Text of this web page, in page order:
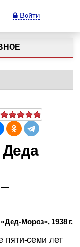
Войти
—
Мороз», 1938 г.
пяти-семи лет